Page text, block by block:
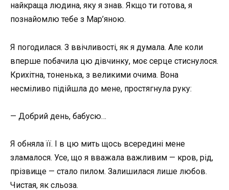
найкраща людина, яку я знав. Якщо ти готова, я
познайомлю тебе з Мар’яною.
Я погодилася. З ввічливості, як я думала. Але коли
вперше побачила цю дівчинку, моє серце стиснулося.
Крихітна, тоненька, з великими очима. Вона
несміливо підійшла до мене, простягнула руку:
— Добрий день, бабусю…
Я обняла її. І в цю мить щось всередині мене
зламалося. Усе, що я вважала важливим — кров, рід,
прізвище — стало пилом. Залишилася лише любов.
Чистая, як сльоза.